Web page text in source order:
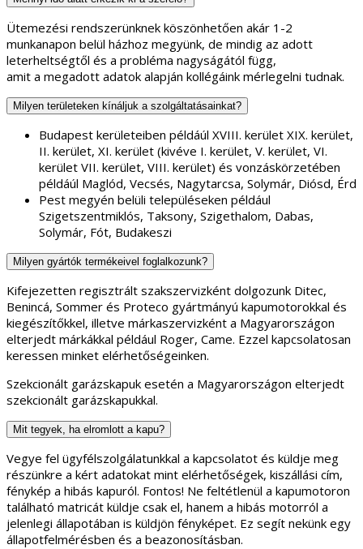
Ütemezési rendszerünknek köszönhetően akár 1-2
munkanapon belül házhoz megyünk, de mindig az adott
leterheltségtől és a probléma nagyságától függ,
amit a megadott adatok alapján kollégáink mérlegelni tudnak.
Milyen területeken kínáljuk a szolgáltatásainkat?
Budapest kerületeiben példáúl XVIII. kerület XIX. kerület,
II. kerület, XI. kerület (kivéve I. kerület, V. kerület, VI.
kerület VII. kerület, VIII. kerület) és vonzáskörzetében
példáúl Maglód, Vecsés, Nagytarcsa, Solymár, Diósd, Érd
Pest megyén belüli településeken például
Szigetszentmiklós, Taksony, Szigethalom, Dabas,
Solymár, Fót, Budakeszi
Milyen gyártók termékeivel foglalkozunk?
Kifejezetten regisztrált szakszervizként dolgozunk Ditec,
Benincá, Sommer és Proteco gyártmányú kapumotorokkal és
kiegészítőkkel, illetve márkaszervizként a Magyarországon
elterjedt márkákkal például Roger, Came. Ezzel kapcsolatosan
keressen minket elérhetőségeinken.
Szekcionált garázskapuk esetén a Magyarországon elterjedt
szekcionált garázskapukkal.
Mit tegyek, ha elromlott a kapu?
Vegye fel ügyfélszolgálatunkkal a kapcsolatot és küldje meg
részünkre a kért adatokat mint elérhetőségek, kiszállási cím,
fénykép a hibás kapuról. Fontos! Ne feltétlenül a kapumotoron
található matricát küldje csak el, hanem a hibás motorról a
jelenlegi állapotában is küldjön fényképet. Ez segít nekünk egy
állapotfelmérésben és a beazonosításban.